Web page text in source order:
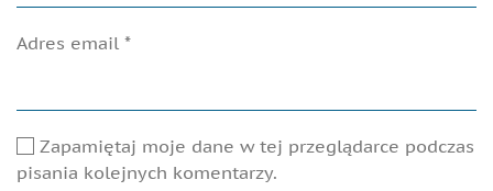
Adres email *
Zapamiętaj moje dane w tej przeglądarce podczas
pisania kolejnych komentarzy.